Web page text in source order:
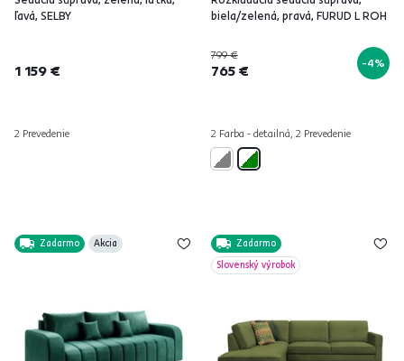
ľavá, SELBY
1 159 €
2 Prevedenie
biela/zelená, pravá, FURUD L ROH
799 €
765 € -4%
2 Farba - detailná, 2 Prevedenie
Zadarmo Akcia
Zadarmo
Slovenský výrobok